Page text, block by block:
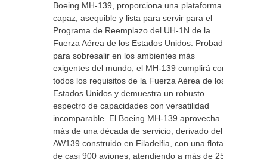
Boeing MH-139, proporciona una plataforma
capaz, asequible y lista para servir para el
Programa de Reemplazo del UH-1N de la
Fuerza Aérea de los Estados Unidos. Probado
para sobresalir en los ambientes más
exigentes del mundo, el MH-139 cumplirá con
todos los requisitos de la Fuerza Aérea de los
Estados Unidos y demuestra un robusto
espectro de capacidades con versatilidad
incomparable. El Boeing MH-139 aprovecha
más de una década de servicio, derivado del
AW139 construido en Filadelfia, con una flota
de casi 900 aviones, atendiendo a más de 250